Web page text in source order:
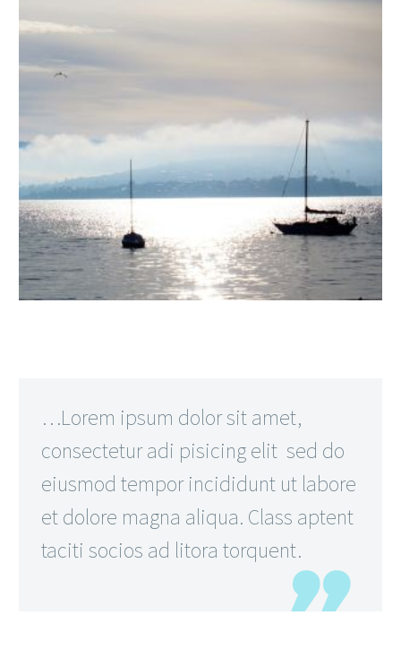
…Lorem ipsum dolor sit amet,
consectetur adi pisicing elit sed do
eiusmod tempor incididunt ut labore
et dolore magna aliqua. Class aptent
taciti socios ad litora torquent.